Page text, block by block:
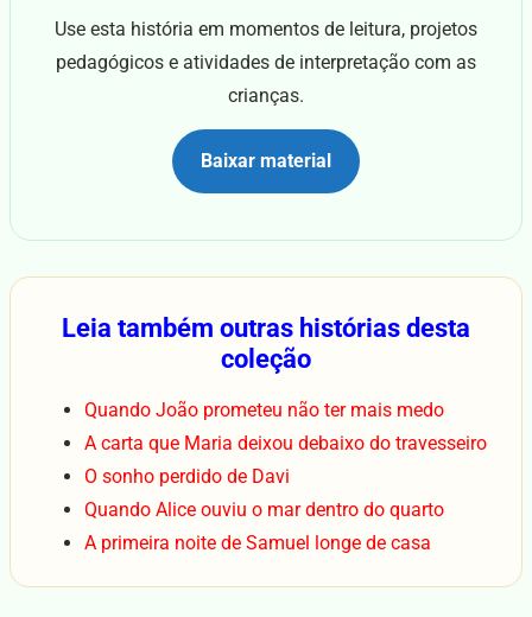
Use esta história em momentos de leitura, projetos
pedagógicos e atividades de interpretação com as
crianças.
Baixar material
Leia também outras histórias desta
coleção
Quando João prometeu não ter mais medo
A carta que Maria deixou debaixo do travesseiro
O sonho perdido de Davi
Quando Alice ouviu o mar dentro do quarto
A primeira noite de Samuel longe de casa